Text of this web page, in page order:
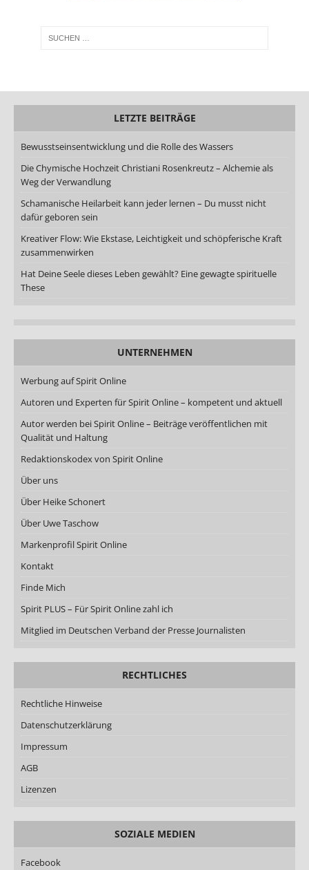
LETZTE BEITRÄGE
Bewusstseinsentwicklung und die Rolle des Wassers
Die Chymische Hochzeit Christiani Rosenkreutz – Alchemie als
Weg der Verwandlung
Schamanische Heilarbeit kann jeder lernen – Du musst nicht
dafür geboren sein
Kreativer Flow: Wie Ekstase, Leichtigkeit und schöpferische Kraft
zusammenwirken
Hat Deine Seele dieses Leben gewählt? Eine gewagte spirituelle
These
UNTERNEHMEN
Werbung auf Spirit Online
Autoren und Experten für Spirit Online – kompetent und aktuell
Autor werden bei Spirit Online – Beiträge veröffentlichen mit
Qualität und Haltung
Redaktionskodex von Spirit Online
Über uns
Über Heike Schonert
Über Uwe Taschow
Markenprofil Spirit Online
Kontakt
Finde Mich
Spirit PLUS – Für Spirit Online zahl ich
Mitglied im Deutschen Verband der Presse Journalisten
RECHTLICHES
Rechtliche Hinweise
Datenschutzerklärung
Impressum
AGB
Lizenzen
SOZIALE MEDIEN
Facebook